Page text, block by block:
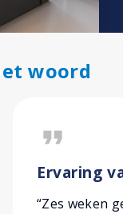
woord
format_quote
Ervaring
“Zes weken